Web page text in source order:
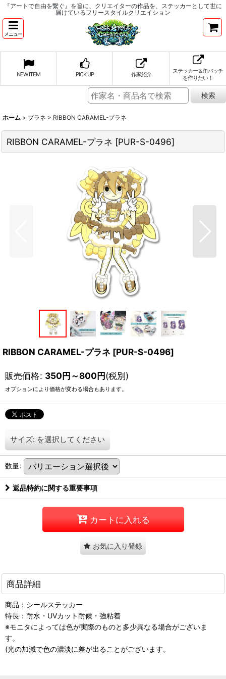
『アートで自由を繋ぐ』を旨に、クリエイターの作品を、ステッカーとして世に
届けているフリースタイルクリエイション
メニュー
NEW ITEM PICK UP 作家紹介
ステッカー＆缶バッチ
を作りたい！
ホーム > プラネ > RIBBON CARAMEL-プラネ
RIBBON CARAMEL-プラネ [PUR-S-0496]
RIBBON CARAMEL-プラネ [PUR-S-0496]
販売価格: 350円～800円(税別)
オプションにより価格が変わる場合もあります。
サイズ: を選択してください
数量:
返品特約に関する重要事項
カートに入れる
お気に入り登録
商品詳細
商品：シールステッカー
特長：耐水・UVカット耐候・強粘着
※モニタによっては色が実際のものと多少異なる場合がございま
す。
(光の加減で色の濃淡に差が出ることがございます。